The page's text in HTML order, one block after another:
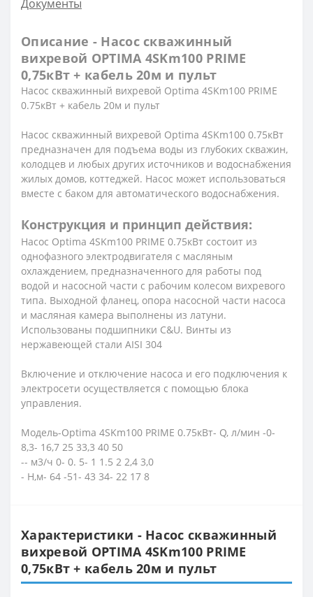
Документы
Описание - Насос скважинный
вихревой OPTIMA 4SKm100 PRIME
0,75кВт + кабель 20м и пульт
Насос скважинный вихревой Optima 4SKm100 PRIME
0.75кВт + кабель 20м и пульт
Насос скважинный вихревой Optima 4SKm100 0.75кВт
предназначен для подъема воды из глубоких скважин,
колодцев и любых других источников и водоснабжения
жилых домов, коттеджей. Насос может использоваться
вместе с баком для автоматического водоснабжения.
Конструкция и принцип действия:
Насос Optima 4SKm100 PRIME 0.75кВт состоит из
однофазного электродвигателя с масляным
охлаждением, предназначенного для работы под
водой и насосной части с рабочим колесом вихревого
типа. Выходной фланец, опора насосной части насоса
и масляная камера выполнены из латуни.
Использованы подшипники C&U. Винты из
нержавеющей стали AISI 304
Включение и отключение насоса и его подключения к
электросети осуществляется с помощью блока
управления.
Модель-Optima 4SKm100 PRIME 0.75кВт- Q, л/мин -0-
8,3- 16,7 25 33,3 40 50
-- м3/ч 0- 0. 5- 1 1.5 2 2,4 3,0
- Н,м- 64 -51- 43 34- 22 17 8
Характеристики - Насос скважинный
вихревой OPTIMA 4SKm100 PRIME
0,75кВт + кабель 20м и пульт